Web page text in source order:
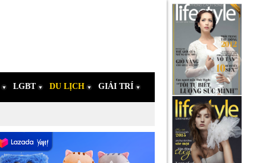
LGBT DU LỊCH GIẢI TRÍ